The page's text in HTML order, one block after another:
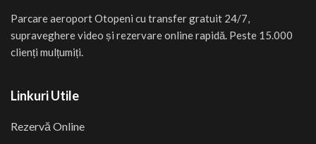
Parcare aeroport Otopeni cu transfer gratuit 24/7,
supraveghere video și rezervare online rapidă. Peste 15.000
clienți mulțumiți.
Linkuri Utile
Rezervă Online